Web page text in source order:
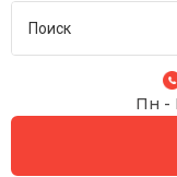
Пн -